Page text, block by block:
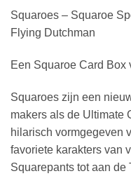
Squaroes – Squaroe
Flying Dutchman
Een Squaroe Card Box
Squaroes zijn een
makers als de Ultimate
hilarisch vormgegeven
favoriete karakters van
Squarepants tot aan de